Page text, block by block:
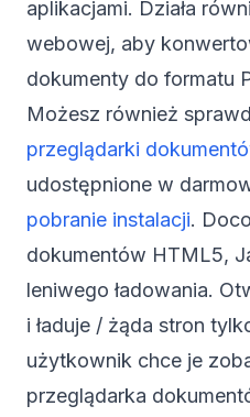
aplikacjami. Działa
webowej, aby
dokumenty do formatu
Możesz również
przeglądarki
udostępnione w
pobranie instalacji.
dokumentów HTML5,
leniwego ładowania.
i ładuje / żąda stron
użytkownik chce je
przeglądarka